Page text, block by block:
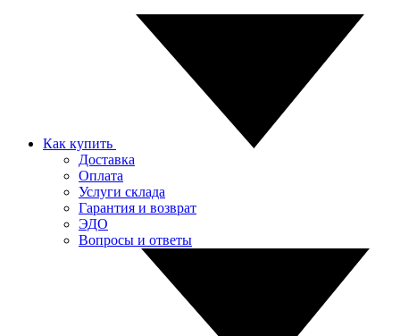
Как купить
Доставка
Оплата
Услуги склада
Гарантия и возврат
ЭДО
Вопросы и ответы